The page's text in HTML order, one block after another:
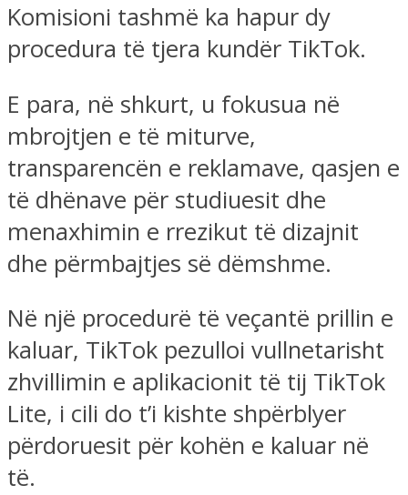
Komisioni tashmë ka hapur dy
procedura të tjera kundër TikTok.
E para, në shkurt, u fokusua në
mbrojtjen e të miturve,
transparencën e reklamave, qasjen e
të dhënave për studiuesit dhe
menaxhimin e rrezikut të dizajnit
dhe përmbajtjes së dëmshme.
Në një procedurë të veçantë prillin e
kaluar, TikTok pezulloi vullnetarisht
zhvillimin e aplikacionit të tij TikTok
Lite, i cili do t’i kishte shpërblyer
përdoruesit për kohën e kaluar në
të.